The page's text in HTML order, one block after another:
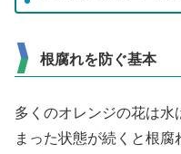
根腐れを防ぐ基本
多くのオレンジの花は水
まった状態が続くと根